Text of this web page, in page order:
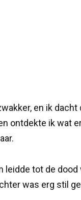
en ik dacht
ontdekte ik wat
leidde tot de
was erg stil